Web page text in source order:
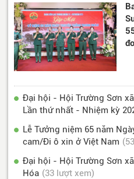
Đại hội - Hội Trường Sơn
Lần thứ nhất - Nhiệm kỳ
Lễ Tưởng niệm 65 năm
cam/Đi ô xin ở Việt Nam
Đại hội - Hội Trường Sơn
Hóa (33 lượt xem)